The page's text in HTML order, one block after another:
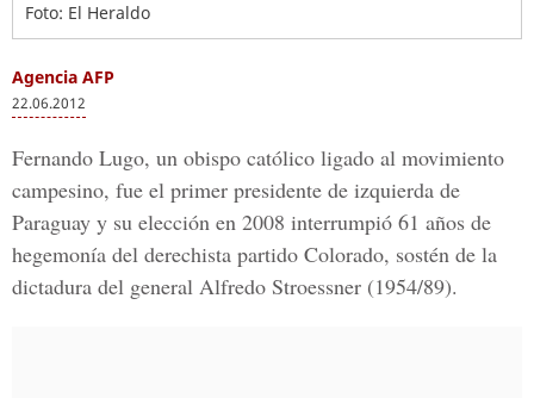
Foto: El Heraldo
Agencia AFP
22.06.2012
Fernando Lugo, un obispo católico ligado al movimiento
campesino, fue el primer presidente de izquierda de
Paraguay y su elección en 2008 interrumpió 61 años de
hegemonía del derechista partido Colorado, sostén de la
dictadura del general Alfredo Stroessner (1954/89).